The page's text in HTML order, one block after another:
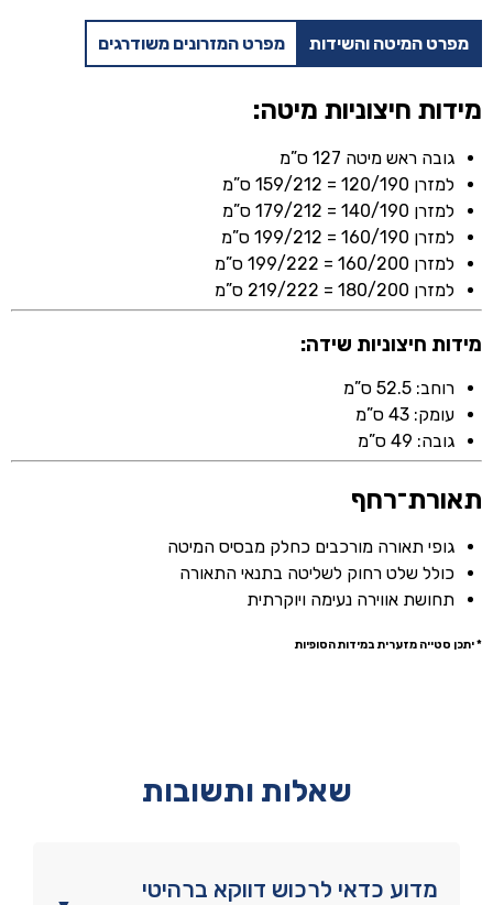
מזרן
מתנה
מפרט המיטה והשידות מפרט המזרונים משודרגים
מידות חיצוניות מיטה:
גובה ראש מיטה 127 ס”מ
למזרן 120/190 = 159/212 ס”מ
למזרן 140/190 = 179/212 ס”מ
למזרן 160/190 = 199/212 ס”מ
למזרן 160/200 = 199/222 ס”מ
למזרן 180/200 = 219/222 ס”מ
מידות חיצוניות שידה:
רוחב: 52.5 ס”מ
עומק: 43 ס”מ
גובה: 49 ס”מ
תאורת־רחף
גופי תאורה מורכבים כחלק מבסיס המיטה
כולל שלט רחוק לשליטה בתנאי התאורה
תחושת אווירה נעימה ויוקרתית
* יתכן סטייה מזערית במידות הסופיות
שאלות ותשובות
מדוע כדאי לרכוש דווקא ברהיטי